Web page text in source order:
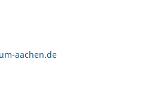
aachen.de